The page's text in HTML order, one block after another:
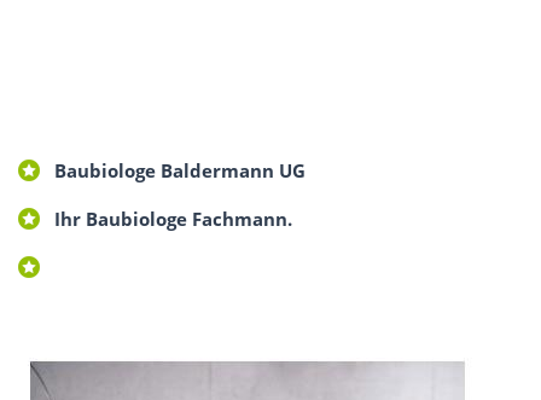
Baubiologe Baldermann UG
Ihr Baubiologe Fachmann.